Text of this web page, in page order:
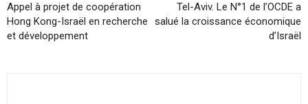
Appel à projet de coopération
Hong Kong-Israël en recherche
et développement
Tel-Aviv. Le N°1 de l’OCDE a
salué la croissance économique
d’Israël